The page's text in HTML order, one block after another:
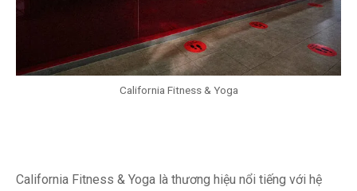
California Fitness & Yoga
California Fitness & Yoga là thương hiệu nổi tiếng với hệ